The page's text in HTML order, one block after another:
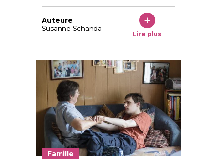
Auteure
Susanne Schanda
Lire plus
Famille